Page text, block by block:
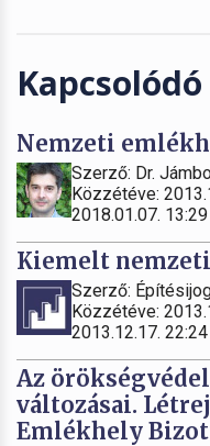
Nemzeti
Szerző: Dr.
Közzétéve:
2018.01.07. 13:29
Kiemelt
Szerző:
Közzétéve:
2013.12.17. 22:24
Az
változásai.
Emlékhely